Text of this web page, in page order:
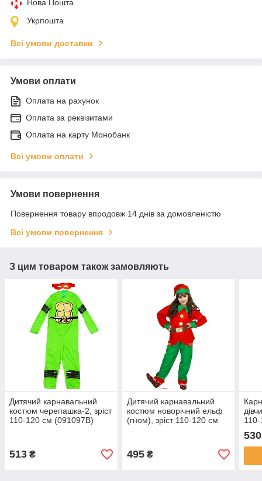
Нова Пошта
Укрпошта
Всі умови доставки
Умови оплати
Оплата на рахунок
Оплата за реквізитами
Оплата на карту Монобанк
Всі умови оплати
Умови повернення
Повернення товару впродовж 14 днів за домовленістю
Всі умови повернення
З цим товаром також замовляють
Дитячий карнавальний
костюм черепашка-2, зріст
110-120 см (091097B)
513 ₴
Дитячий карнавальний
костюм новорічний ельф
(гном), зріст 110-120 см
495₴
530